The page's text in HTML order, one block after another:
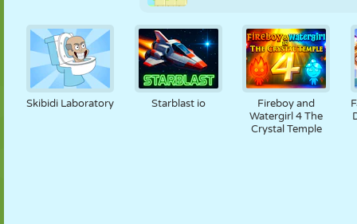
Skibidi Laboratory Starblast io
Fireboy and
Watergirl 4 The
Crystal Temple